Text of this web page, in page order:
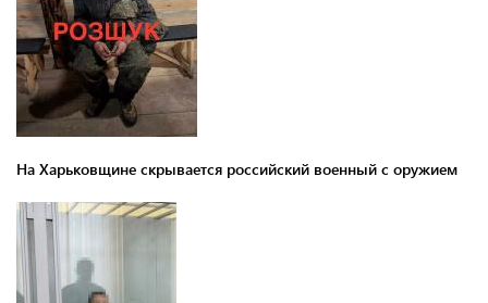
На Харьковщине скрывается российский военный с оружием